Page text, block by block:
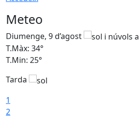
Meteo
Diumenge, 9 d’agost
T.Màx: 34°
T.Min: 25°
Tarda
1
2